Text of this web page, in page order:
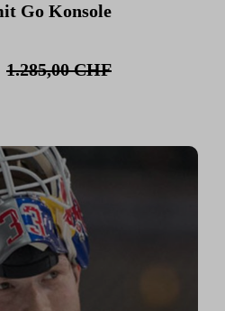
Go Konsole
1.285,00 CHF